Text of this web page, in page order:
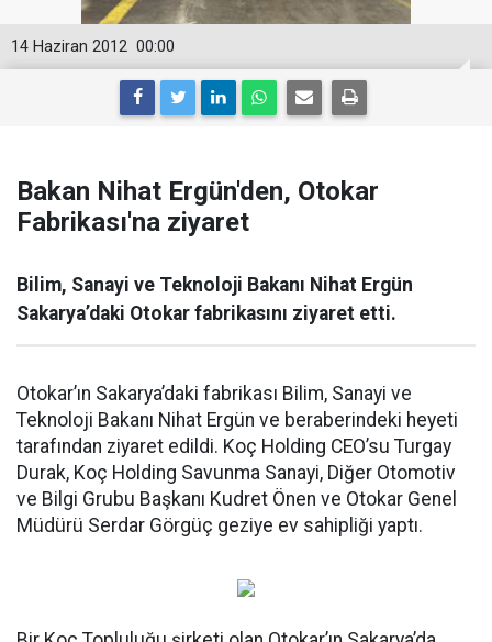
00:00
14 Haziran 2012
Bakan Nihat Ergün'den, Otokar
Fabrikası'na ziyaret
Bilim, Sanayi ve Teknoloji Bakanı Nihat Ergün
Sakarya’daki Otokar fabrikasını ziyaret etti.
Otokar’ın Sakarya’daki fabrikası Bilim, Sanayi ve
Teknoloji Bakanı Nihat Ergün ve beraberindeki heyeti
tarafından ziyaret edildi. Koç Holding CEO’su Turgay
Durak, Koç Holding Savunma Sanayi, Diğer Otomotiv
ve Bilgi Grubu Başkanı Kudret Önen ve Otokar Genel
Müdürü Serdar Görgüç geziye ev sahipliği yaptı.